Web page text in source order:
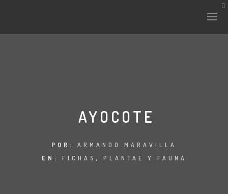
PLANTAE Y FAUNA
AYOCOTE
POR: ARMANDO MARAVILLA
EN: FICHAS , PLANTAE Y FAUNA